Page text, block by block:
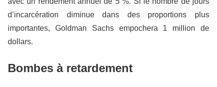
d’incarcération diminue dans des proportions plus
importantes, Goldman Sachs empochera 1 million de
dollars.
Bombes à retardement